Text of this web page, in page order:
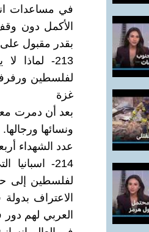
في مساعدات
الأكمل دون
بقدر مقبول على
213- لماذا
لفلسطين
غزة
بعد أن دمرت
ونسائها
عدد الشهداء
214-
لفلسطين إلى
الاعتراف
العربي لهم